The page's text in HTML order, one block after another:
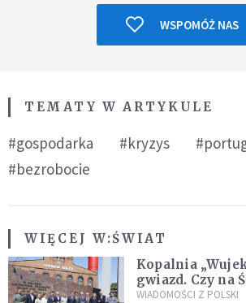
WSPOMÓŻ NAS
TEMATY W ARTYKULE
#gospodarka #kryzys
#bezrobocie
WIĘCEJ W:ŚWIAT
Kopalnia
gwiazd. Czy na
„Dolina
WIADOMOŚCI Z POLSKI